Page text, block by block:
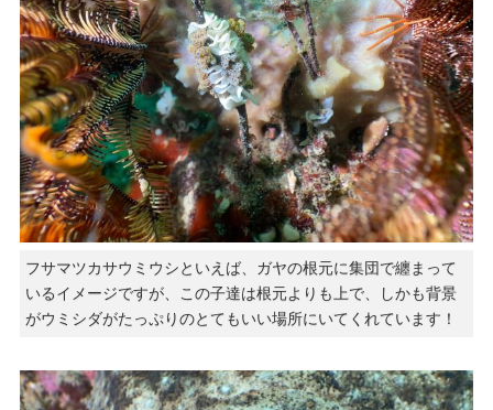
フサマツカサウミウシといえば、ガヤの根元に集団で纏まって
いるイメージですが、この子達は根元よりも上で、しかも背景
がウミシダがたっぷりのとてもいい場所にいてくれています！